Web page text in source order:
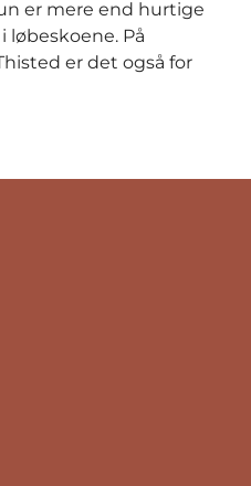
er mere end hurtige
På
er det også for